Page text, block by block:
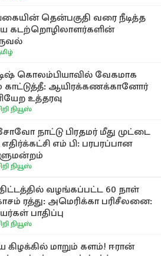
தென்பகுதி வரை நீடித்த
கடற்றொழிலாளர்களின்
கொலம்பியாவில் வேகமாக
காட்டுத்தீ: ஆயிரக்கணக்கானோர்
உத்தரவு
நியூஸ்
நாட்டு பிரதமர் மீது முட்டை
எம் பி: பரபரப்பான
நியூஸ்
திட்டத்தில் வழங்கப்பட்ட 60 நாள்
ரத்து: அமெரிக்கா பரிசீலனை:
பாதிப்பு
நியூஸ்
கிழக்கில் மாறும் களம்! ஈரான்